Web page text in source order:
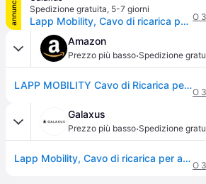
annuncio
Spedizione gratuita, 5-7 giorni
Lapp Mobility, Cavo di ricarica per auto elettrica, EV-TYP2 Cavo di ricarica (Tipo 2, 22kW, 32A, 7m) O
Amazon
Prezzo più basso·Spedizione
LAPP MOBILITY Cavo di Ricarica per Veicoli Elettrici di Tipo 2-22kW, 32A, Trifase, Cavo Ricarica Auto Elettrica, Protetto IP55, Per PHEV & BEV, Colonnina Ricarica, Made in Germany - 7m Arancione
O
Galaxus
Prezzo più basso·Spedizione
Lapp Mobility, Cavo di ricarica per auto elettrica, EV-TYP2 Cavo di ricarica (Tipo 2, 22kW, 32A, 7m)
O